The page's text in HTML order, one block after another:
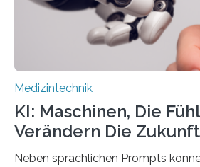
und in Notfällen selbstständig
Medizintechnik
KI: Maschinen, Die
Verändern Die Zukunft
Neben sprachlichen Prompts